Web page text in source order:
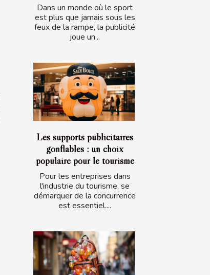
Dans un monde où le sport
est plus que jamais sous les
feux de la rampe, la publicité
joue un...
Les supports publicitaires
gonflables : un choix
populaire pour le tourisme
Pour les entreprises dans
l'industrie du tourisme, se
démarquer de la concurrence
est essentiel....